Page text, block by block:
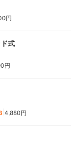
円
式
円
4,880円